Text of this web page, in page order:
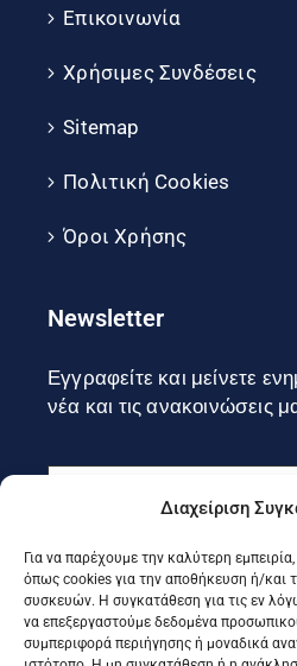
Διαχείριση
Για να παρέχουμε την καλύτερη
όπως cookies για την αποθήκευση ή/και
συσκευών. Η συγκατάθεση για τις εν
να επεξεργαστούμε δεδομένα
συμπεριφορά περιήγησης ή μοναδικά
Επικοινωνία
Χρήσιμες Συνδέσεις
Sitemap
Πολιτική Cookies
Όροι Χρήσης
Newsletter
Εγγραφείτε και μείνετε
νέα και τις ανακοινώσεις
Εγγραφή